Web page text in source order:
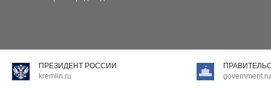
ПРЕЗИДЕНТ РОССИИ
kremlin.ru
government.ru